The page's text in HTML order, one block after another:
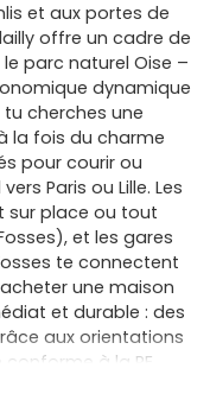
et aux portes de
offre un cadre de
parc naturel Oise –
dynamique
tu cherches une
la fois du charme
pour courir ou
Paris ou Lille. Les
sur place ou tout
et les gares
te connectent
une maison
et durable : des
aux orientations
à la RE
des systèmes